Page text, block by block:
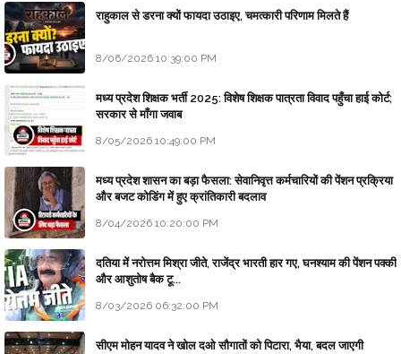
राहुकाल से डरना क्यों फायदा उठाइए, चमत्कारी परिणाम मिलते हैं
8/06/2026 10:39:00 PM
मध्य प्रदेश शिक्षक भर्ती 2025: विशेष शिक्षक पात्रता विवाद पहुँचा हाई कोर्ट;
सरकार से माँगा जवाब
8/05/2026 10:49:00 PM
मध्य प्रदेश शासन का बड़ा फैसला: सेवानिवृत्त कर्मचारियों की पेंशन प्रक्रिया
और बजट कोडिंग में हुए क्रांतिकारी बदलाव
8/04/2026 10:20:00 PM
दतिया में नरोत्तम मिश्रा जीते, राजेंद्र भारती हार गए, घनश्याम की पेंशन पक्की
और आशुतोष बैक टू...
8/03/2026 06:32:00 PM
सीएम मोहन यादव ने खोल दओ सौगातों को पिटारा, भैया, बदल जाएगी